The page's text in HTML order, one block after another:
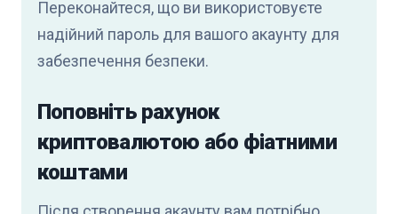
Переконайтеся, що ви використовуєте
надійний пароль для вашого акаунту для
забезпечення безпеки.
Поповніть рахунок
криптовалютою або фіатними
коштами